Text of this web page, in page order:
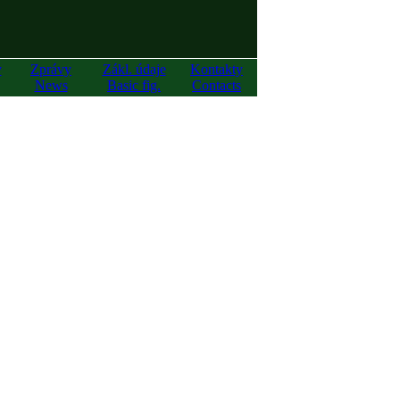
Zprávy
News
Zákl. údaje
Basic fig.
Kontakty
Contacts